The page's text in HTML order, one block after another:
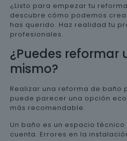
¿Listo para empezar tu
descubre cómo podemos
has querido. Haz realidad tu
profesionales.
¿Puedes reformar
mismo?
Realizar una reforma de baño
puede parecer una opción
más recomendable.
Un baño es un espacio
cuenta. Errores en la